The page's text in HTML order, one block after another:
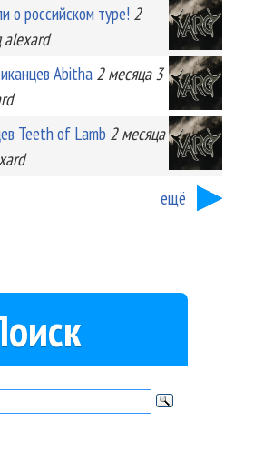
о российском туре! 2
alexard
Abitha 2 месяца 3
Teeth of Lamb 2 месяца
ещё